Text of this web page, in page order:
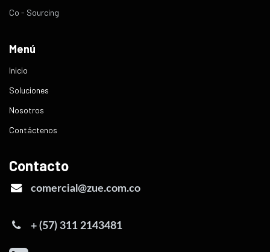
Co - Sourcing
Menú
Inicio
Soluciones
Nosotros
Contáctenos
Contacto
comercial@zue.com.co
+ (57) 311 2143481